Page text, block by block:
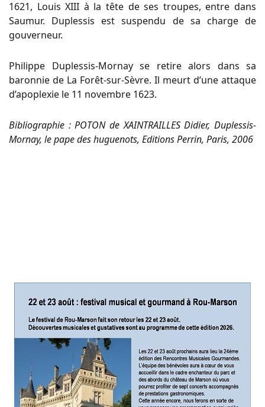
1621, Louis XIII à la tête de ses troupes, entre dans
Saumur. Duplessis est suspendu de sa charge de
gouverneur.
Philippe Duplessis-Mornay se retire alors dans sa
baronnie de La Forêt-sur-Sèvre. Il meurt d’une attaque
d’apoplexie le 11 novembre 1623.
Bibliographie : POTON de XAINTRAILLES Didier, Duplessis-
Mornay, le pape des huguenots, Editions Perrin, Paris, 2006